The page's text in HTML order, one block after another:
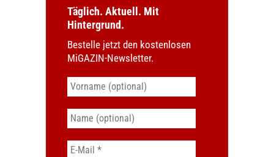
Täglich. Aktuell. Mit
Hintergrund.
Bestelle jetzt den kostenlosen
MiGAZIN-Newsletter.